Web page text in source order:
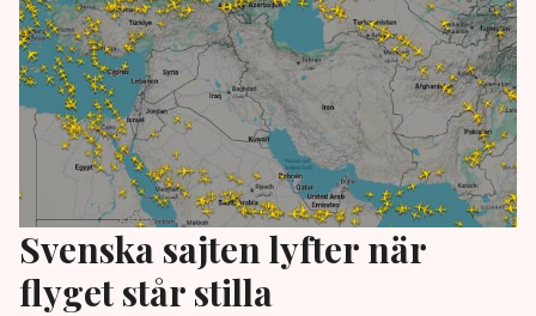
Svenska sajten lyfter när
flyget står stilla